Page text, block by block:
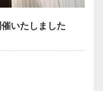
いたしました